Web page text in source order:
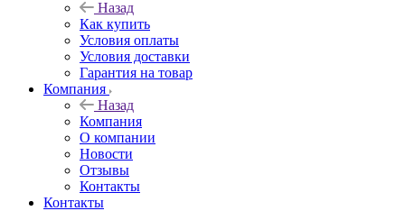
Назад
Как купить
Условия оплаты
Условия доставки
Гарантия на товар
Компания
Назад
Компания
О компании
Новости
Отзывы
Контакты
Контакты